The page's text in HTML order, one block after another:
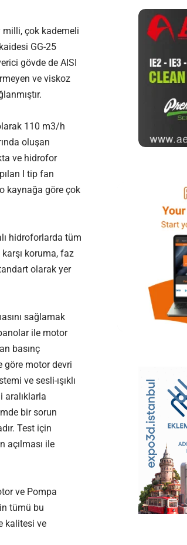
milli, çok kademeli
GG-25
gövde de AISI
ve viskoz
110 m3/h
oluşan
ve hidrofor
I tip fan
kaynağa göre çok
hidroforlarda tüm
karşı koruma, faz
olarak yer
sağlamak
ile motor
basınç
göre motor devri
ve sesli-ışıklı
aralıklarla
bir sorun
Test için
açılması ile
ve Pompa
tümü bu
kalitesi ve